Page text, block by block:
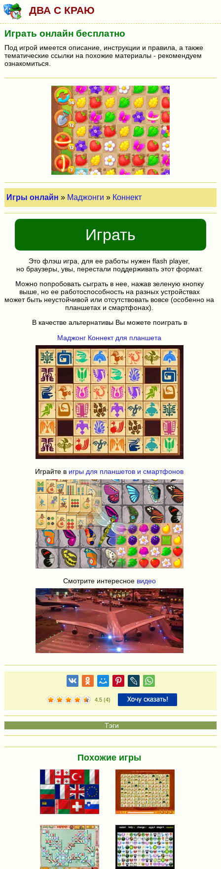
ДВА С КРАЮ
Играть онлайн бесплатно
Под игрой имеется описание, инструкции и правила, а также
тематические ссылки на похожие материалы - рекомендуем
ознакомиться.
Игры онлайн » Маджонги » Коннект
Играть
Это флэш игра, для ее работы нужен flash player,
но браузеры, увы, перестали поддерживать этот формат.
Можно попробовать сыграть в нее, нажав зеленую кнопку
выше, но ее работоспособность на разных устройствах
может быть неустойчивой или отсутствовать вовсе (особенно на
планшетах и смартфонах).
В качестве альтернативы Вы можете поиграть в
Маджонг Коннект для планшета
Играйте в игры для планшетов и смартфонов
Смотрите интересное видео
4.5(4)
Похожие игры